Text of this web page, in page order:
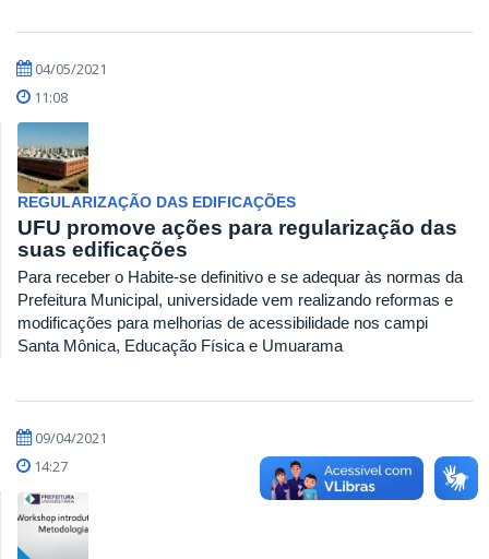
04/05/2021
11:08
REGULARIZAÇÃO DAS EDIFICAÇÕES
UFU promove ações para regularização das
suas edificações
Para receber o Habite-se definitivo e se adequar às normas da
Prefeitura Municipal, universidade vem realizando reformas e
modificações para melhorias de acessibilidade nos campi
Santa Mônica, Educação Física e Umuarama
09/04/2021
14:27